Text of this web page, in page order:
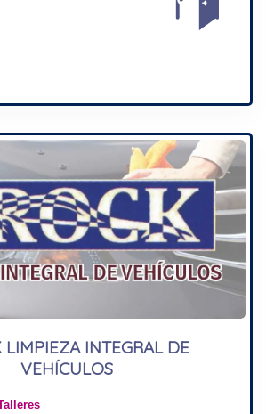
LIMPIEZA INTEGRAL DE
VEHÍCULOS